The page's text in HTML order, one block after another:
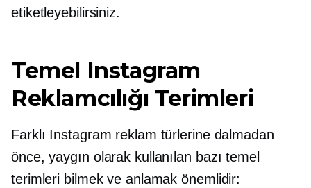
etiketleyebilirsiniz.
Temel Instagram
Reklamcılığı Terimleri
Farklı Instagram reklam türlerine dalmadan
önce, yaygın olarak kullanılan bazı temel
terimleri bilmek ve anlamak önemlidir: